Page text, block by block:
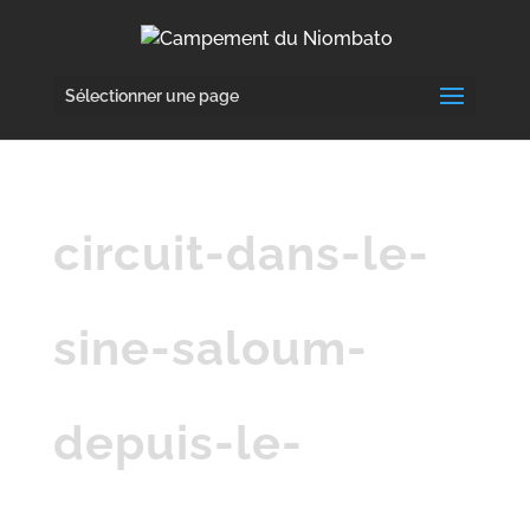
Sélectionner une page
circuit-dans-le-
sine-saloum-
depuis-le-